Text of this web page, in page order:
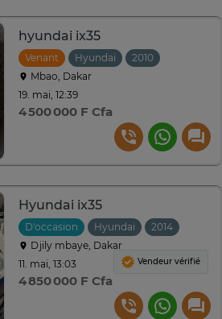
hyundai ix35
Venant Hyundai 2010
Mbao, Dakar
19. mai, 12:39
4 500 000 F Cfa
Hyundai ix35
D'occasion Hyundai
2014
Djily mbaye, Dakar
11. mai, 13:03
4 850 000 F Cfa
Vendeur vérifié